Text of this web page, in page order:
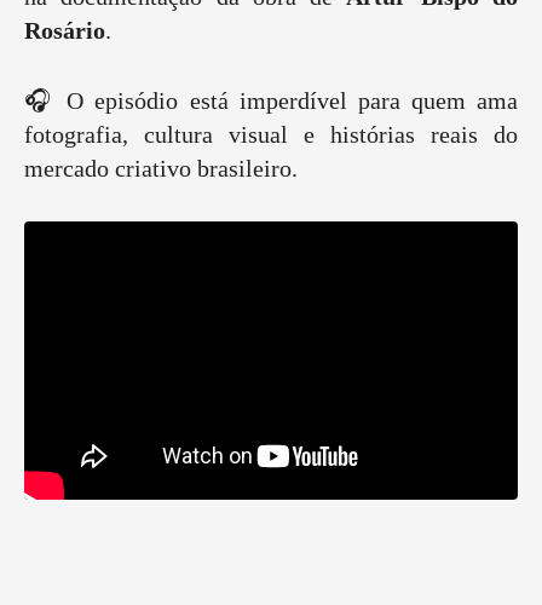
Rosário.
🎧 O episódio está imperdível para quem ama
fotografia, cultura visual e histórias reais do
mercado criativo brasileiro.